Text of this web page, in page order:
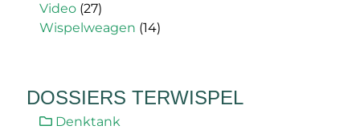
Video (27)
Wispelweagen (14)
DOSSIERS TERWISPEL
Denktank